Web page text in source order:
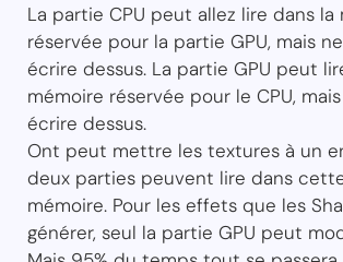
La partie CPU peut allez lire dans la
réservée pour la partie GPU, mais
écrire dessus. La partie GPU peut
mémoire réservée pour le CPU,
écrire dessus.
Ont peut mettre les textures à un
deux parties peuvent lire dans
mémoire. Pour les effets que les
générer, seul la partie GPU peut